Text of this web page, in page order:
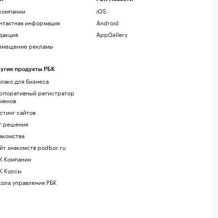
информация
рекламы
продукты РБК
для бизнеса
регистратор
сайтов
знакомств podbor.ru
Компании
Курсы
управления РБК
iOS
Android
AppGallery